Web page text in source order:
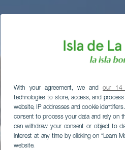
With your agreement, we andour 14
technologies to store, access, and
website, IP addresses and cookie
consent to process your data and rely on
can withdraw your consent or object to
interest at any time by clicking on “Learn
website.